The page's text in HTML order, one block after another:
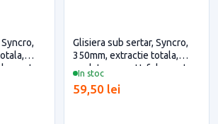
pentru
In stoc
Glisiera sub sertar, Syncro,
350mm, extractie totala,
push to open, Hafele pentru
59,50 lei